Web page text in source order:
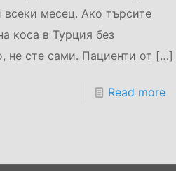
месец. Ако търсите
коса в Турция без
не сте сами. Пациенти от […]
Read more